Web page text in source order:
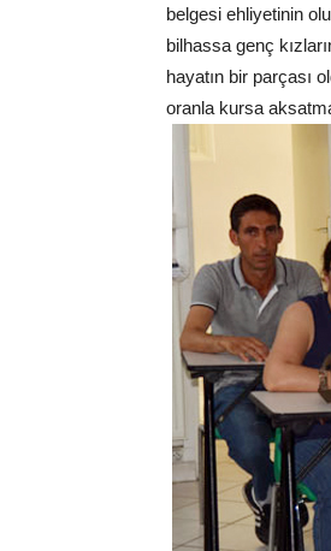
belgesi ehliyetinin
bilhassa genç
hayatın bir parçası
oranla kursa